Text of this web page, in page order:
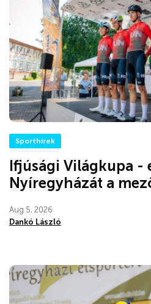
Sporthírek
Ifjúsági Világkupa -
Nyíregyházát a
Aug 5, 2026
Dankó László